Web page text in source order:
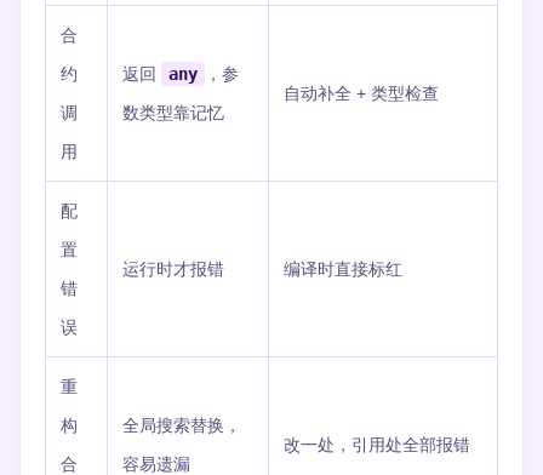
合
约
调
用
返回 any
，参
数类型靠记忆
自动补全 + 类型检查
配
置
错
误
运行时才报错 编译时直接标红
重
构
合
全局搜索替换，
容易遗漏
改一处，引用处全部报错